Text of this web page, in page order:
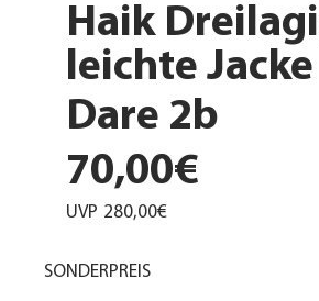
Haik
leichte Jacke
Dare 2b
70,00€
UVP 280,00€
SONDERPREIS